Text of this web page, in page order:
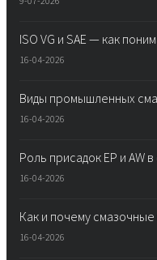
ISO VG и SAE — как
16-04-2026
Виды промышленных
16-04-2026
Роль присадок EP и AW
16-04-2026
Как и почему
16-04-2026